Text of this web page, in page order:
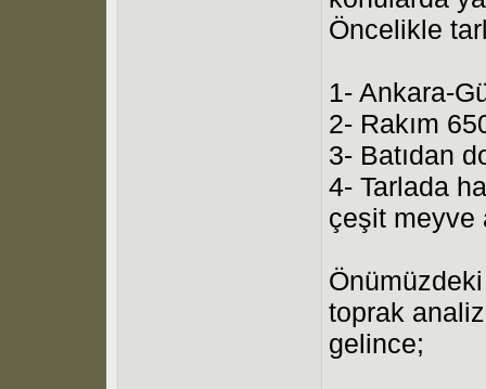
Öncelikle
1- Ankara-
2- Rakım
3- Batıdan
4- Tarlada
çeşit meyve
toprak
gelince;